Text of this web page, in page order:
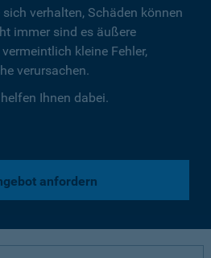
verhalten, Schäden können
immer sind es äußere
kleine Fehler,
verursachen.
Ihnen dabei.
anfordern